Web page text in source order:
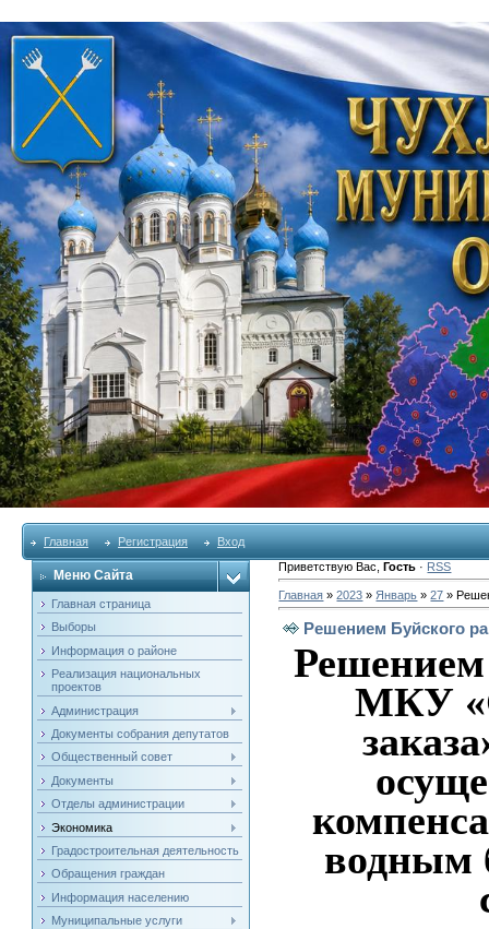
Главная Регистрация Вход
Меню Сайта
Главная страница
Выборы
Информация о районе
Реализация национальных
проектов
Администрация
Документы собрания депутатов
Общественный совет
Документы
Отделы администрации
Экономика
Градостроительная деятельность
Обращения граждан
Информация населению
Муниципальные услуги
Приветствую Вас ,Гость · RSS
Главная »2023 » Январь » 27 »
Решением Буйского
Решением
МКУ
водным